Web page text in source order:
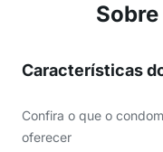
Características
Confira o que o
oferecer